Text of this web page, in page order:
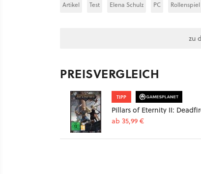
Artikel Test Elena Schulz PC Rollenspiel
zu
PREISVERGLEICH
TIPP
Pillars of Eternity II:
ab 35,99 €